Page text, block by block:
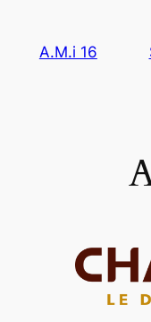
contenu
A.M.i 16